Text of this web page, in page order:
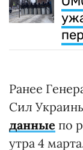
Ранее
Сил
данные по
утра 4